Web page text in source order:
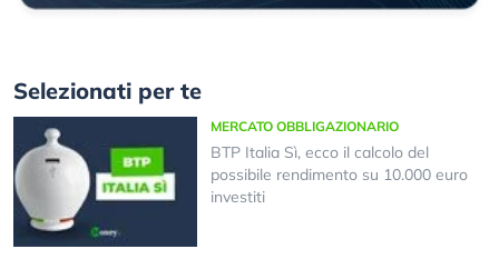
Selezionati per te
MERCATO OBBLIGAZIONARIO
BTP Italia Sì, ecco il calcolo del
possibile rendimento su 10.000 euro
investiti